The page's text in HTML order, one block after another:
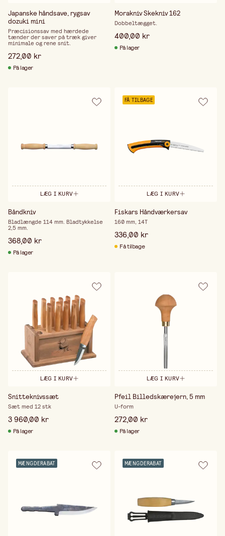
Japanske håndsave, rygsav
dozuki mini
Præcisionssav med hærdede
tænder der saver på træk giver
minimale og rene snit.
272,00 kr
På lager
Morakniv Skekniv 162
Dobbeltægget.
400,00 kr
På lager
LÆG I KURV
Båndkniv
Bladlængde 114 mm. Bladtykkelse
2,5 mm.
368,00 kr
På lager
FÅ TILBAGE
LÆG I KURV
Fiskars Håndværkersav
160 mm, 14T
336,00 kr
Få tilbage
LÆG I KURV
Snitteknivssæt
Sæt med 12 stk
3 960,00 kr
På lager
LÆG I KURV
Pfeil Billedskærejern, 5 mm
U-form
272,00 kr
På lager
MÆNGDERABAT MÆNGDERABAT